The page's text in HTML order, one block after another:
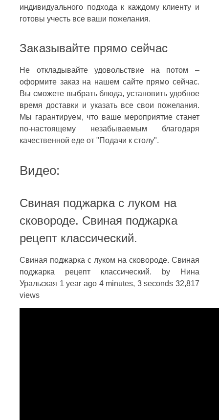
индивидуального подхода к каждому клиенту и
готовы учесть все ваши пожелания.
Заказывайте прямо сейчас
Не откладывайте удовольствие на потом –
оформите заказ на нашем сайте прямо сейчас.
Вы сможете выбрать блюда, установить удобное
время доставки и указать все свои пожелания.
Мы гарантируем, что ваше мероприятие станет
по-настоящему незабываемым благодаря
качественной еде от "Подачи к столу".
Видео:
Свиная поджарка с луком на
сковороде. Свиная поджарка
рецепт классический.
Свиная поджарка с луком на сковороде. Свиная
поджарка рецепт классический. by Нина
Уральская 1 year ago 4 minutes, 3 seconds 32,817
views